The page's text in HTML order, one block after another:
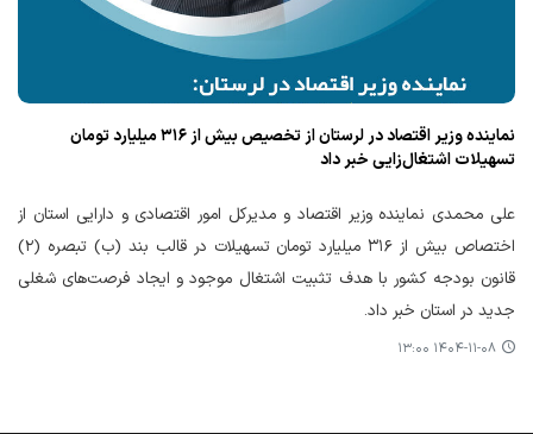
نماینده وزیر اقتصاد در لرستان از تخصیص بیش از ۳۱۶ میلیارد تومان
تسهیلات اشتغال‌زایی خبر داد
علی محمدی نماینده وزیر اقتصاد و مدیرکل امور اقتصادی و دارایی استان از
اختصاص بیش از ۳۱۶ میلیارد تومان تسهیلات در قالب بند (ب) تبصره (۲)
قانون بودجه کشور با هدف تثبیت اشتغال موجود و ایجاد فرصت‌های شغلی
جدید در استان خبر داد.
۱۴۰۴-۱۱-۰۸ ۱۳:۰۰